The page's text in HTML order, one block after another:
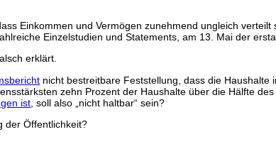
Einkommen und Vermögen zunehmend ungleich
Einzelstudien und Statements, am 13. Mai der
erklärt.
nicht bestreitbare Feststellung, dass die
zehn Prozent der Haushalte über die Hälfte
ist , soll also „nicht haltbar“ sein?
der Öffentlichkeit?